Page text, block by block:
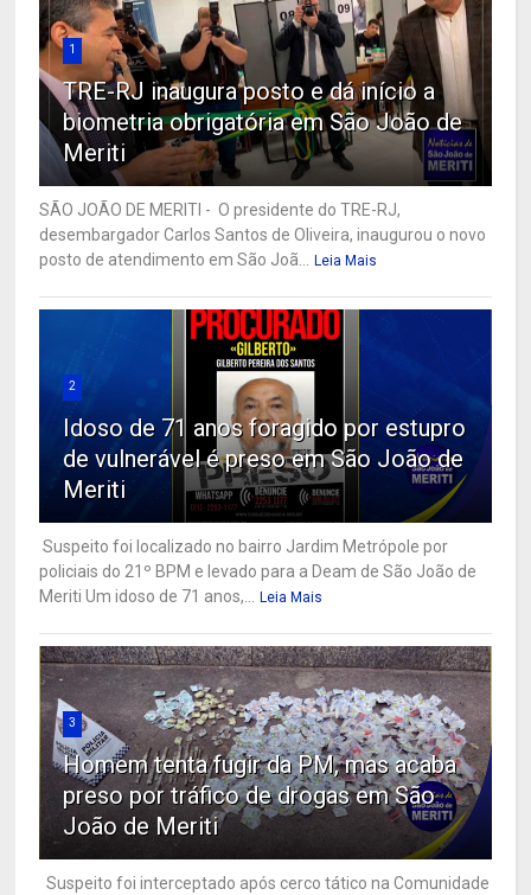
1
TRE-RJ inaugura posto e dá início a
biometria obrigatória em São João de
Meriti
SÃO JOÃO DE MERITI - O presidente do TRE-RJ,
desembargador Carlos Santos de Oliveira, inaugurou o novo
posto de atendimento em São Joã... Leia Mais
2
Idoso de 71 anos foragido por estupro
de vulnerável é preso em São João de
Meriti
Suspeito foi localizado no bairro Jardim Metrópole por
policiais do 21º BPM e levado para a Deam de São João de
Meriti Um idoso de 71 anos,... Leia Mais
3
Homem tenta fugir da PM, mas acaba
preso por tráfico de drogas em São
João de Meriti
Suspeito foi interceptado após cerco tático na Comunidade